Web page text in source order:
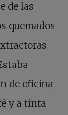
de las
quemados
de oficina,
y a tinta